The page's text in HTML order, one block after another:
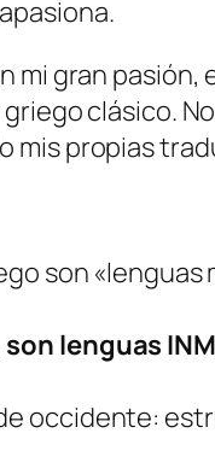
mi gran
clásico.
mis propias
son «lenguas
son lenguas
occidente: